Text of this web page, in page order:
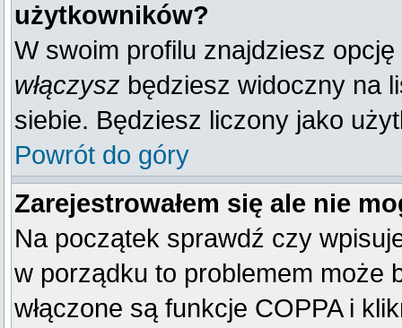
użytkowników?
W swoim profilu znajdziesz opcję
włączysz będziesz widoczny na
siebie. Będziesz liczony jako
Powrót do góry
Zarejestrowałem się ale nie
Na początek sprawdź czy
w porządku to problemem może
włączone są funkcje COPPA i